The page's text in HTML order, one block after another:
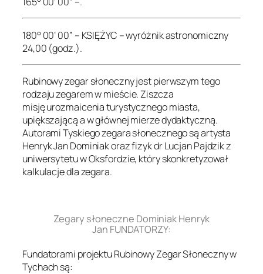
180° 00’ 00” – KSIĘŻYC – wyróżnik astronomiczny
24,00 (godz.).
Rubinowy zegar słoneczny jest pierwszym tego
rodzaju zegarem w mieście. Ziszcza
misję urozmaicenia turystycznego miasta,
upiększającą a w głównej mierze dydaktyczną.
Autorami Tyskiego zegara słonecznego są artysta
Henryk Jan Dominiak oraz fizyk dr Lucjan Pajdzik z
uniwersytetu w Oksfordzie, który skonkretyzował
kalkulacje dla zegara.
Zegary słoneczne Dominiak Henryk
Jan FUNDATORZY:
Fundatorami projektu Rubinowy Zegar Słoneczny w
Tychach są: